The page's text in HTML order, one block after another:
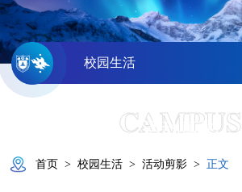
校园生活
活动剪影
CAMPUS
首页 > 校园生活 > 活动剪影 > 正文